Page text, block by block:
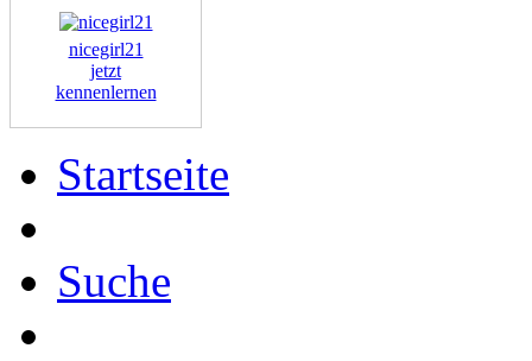
nicegirl21
jetzt
kennenlernen
Startseite
Suche